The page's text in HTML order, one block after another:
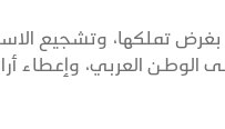
تملكها، وتشجيع
الوطن العربي، وإعطاء